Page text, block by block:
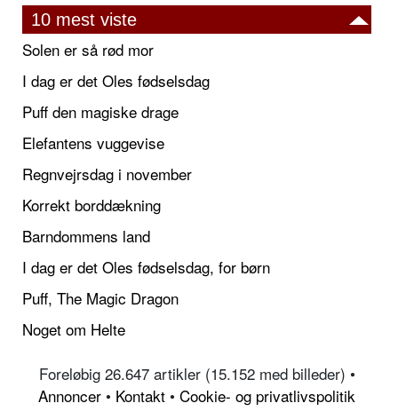
10 mest viste
Solen er så rød mor
I dag er det Oles fødselsdag
Puff den magiske drage
Elefantens vuggevise
Regnvejrsdag i november
Korrekt borddækning
Barndommens land
I dag er det Oles fødselsdag, for børn
Puff, The Magic Dragon
Noget om Helte
Foreløbig 26.647 artikler (15.152 med billeder) •
Annoncer • Kontakt • Cookie- og privatlivspolitik